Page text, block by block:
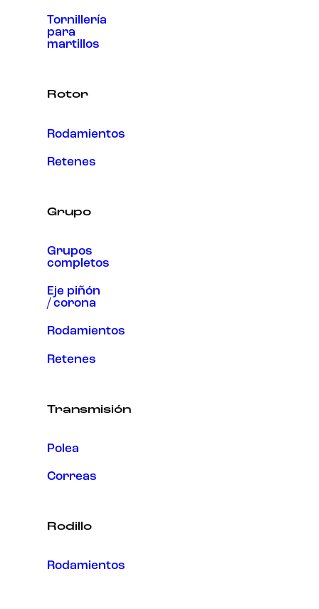
Tornillería
para
martillos
Rotor
Rodamientos
Retenes
Grupo
Grupos
completos
Eje piñón
/ corona
Rodamientos
Retenes
Transmisión
Polea
Correas
Rodillo
Rodamientos